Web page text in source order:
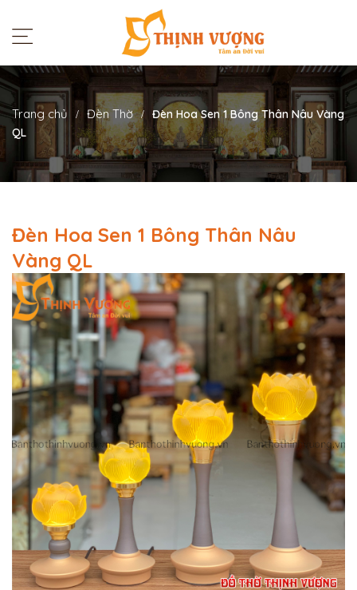
Trang chủ Đèn Thờ
Đèn Hoa Sen 1 Bông Thân Nâu Vàng
QL
Đèn Hoa Sen 1 Bông Thân Nâu
Vàng QL